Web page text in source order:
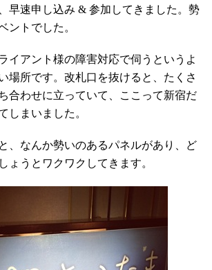
早速申し込み & 参加してきました。勢
ントでした。
イアント様の障害対応で伺うというよ
場所です。改札口を抜けると、たくさ
合わせに立っていて、ここって新宿だ
しまいました。
、なんか勢いのあるパネルがあり、ど
ょうとワクワクしてきます。